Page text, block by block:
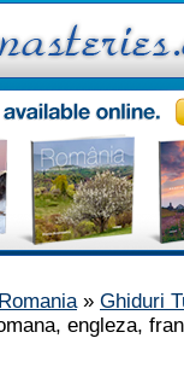
» Ghiduri
engleza,